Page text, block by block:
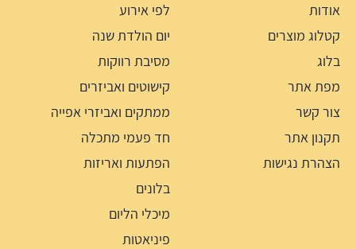
אודות
קטלוג מוצרים
בלוג
מפת אתר
צור קשר
תקנון אתר
הצהרת נגישות
לפי אירוע
יום הולדת שנה
מסיבת רווקות
קישוטים ואביזרים
ממתקים ואביזרי אפייה
חד פעמי מתכלה
הפתעות ואריזות
בלונים
מיכלי הליום
פיניאטות